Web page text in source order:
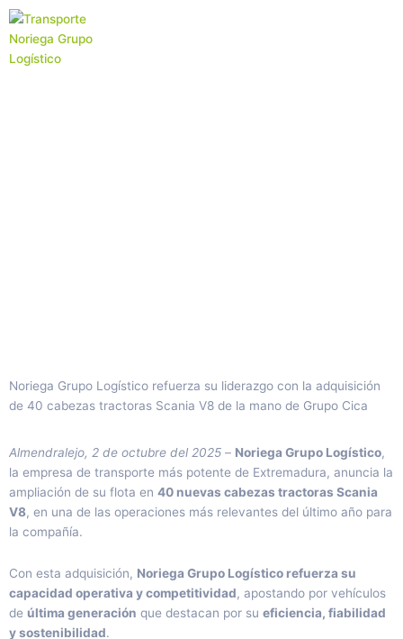
contenido
Noriega Grupo Logístico refuerza su liderazgo con la adquisición
de 40 cabezas tractoras Scania V8 de la mano de Grupo Cica
Almendralejo, 2 de octubre del 2025 – Noriega Grupo Logístico,
la empresa de transporte más potente de Extremadura, anuncia la
ampliación de su flota en 40 nuevas cabezas tractoras Scania
V8, en una de las operaciones más relevantes del último año para
la compañía.
Con esta adquisición, Noriega Grupo Logístico refuerza su
capacidad operativa y competitividad, apostando por vehículos
de última generación que destacan por su eficiencia, fiabilidad
y sostenibilidad.